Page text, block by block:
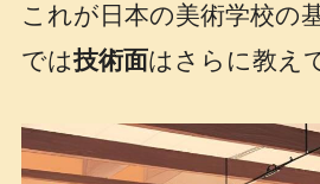
これが日本の美術学校の
では技術面はさらに教え